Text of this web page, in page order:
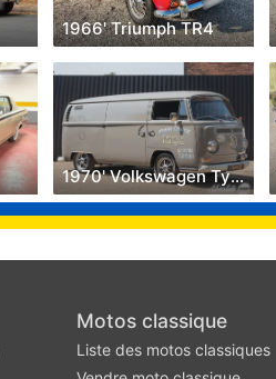
1966' Triumph TR4
1970' Volkswagen Type 2
Motos classique
Liste des motos classiques